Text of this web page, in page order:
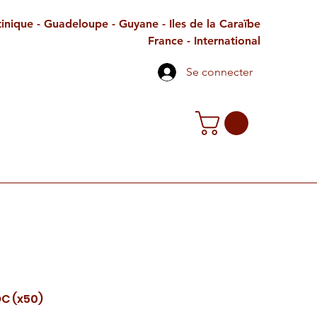
- Guadeloupe - Guyane - Iles de la Caraïbe
France - International
Se connecter
(x50)